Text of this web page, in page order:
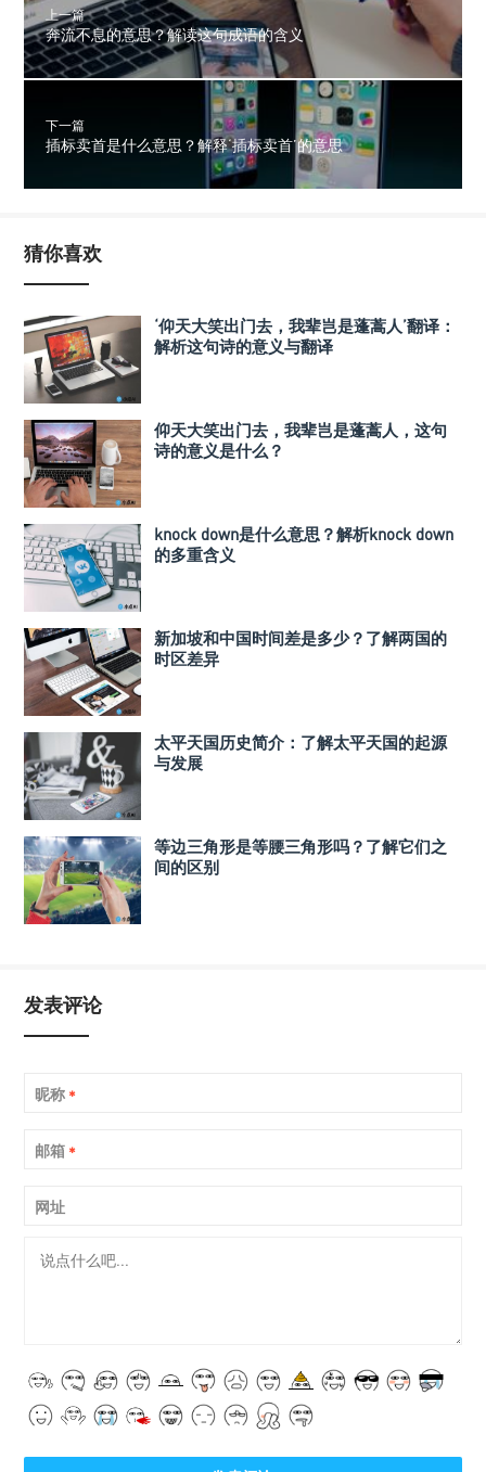
上一篇
奔流不息的意思？解读这句成语的含义
下一篇
插标卖首是什么意思？解释‘插标卖首’的意思
猜你喜欢
‘仰天大笑出门去，我辈岂是蓬蒿人’翻译：
解析这句诗的意义与翻译
仰天大笑出门去，我辈岂是蓬蒿人，这句
诗的意义是什么？
knock down是什么意思？解析knock down
的多重含义
新加坡和中国时间差是多少？了解两国的
时区差异
太平天国历史简介：了解太平天国的起源
与发展
等边三角形是等腰三角形吗？了解它们之
间的区别
发表评论
昵称 *
邮箱 *
网址